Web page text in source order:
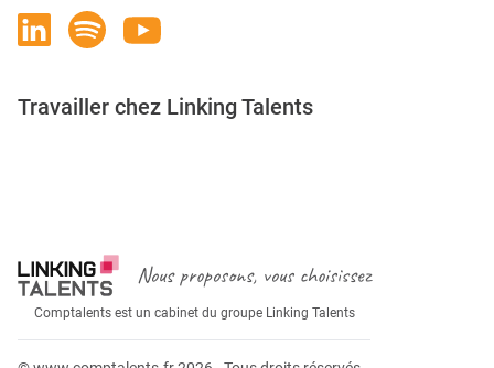
Travailler chez Linking Talents
Nous proposons, vous choisissez
Comptalents est un cabinet du groupe Linking Talents